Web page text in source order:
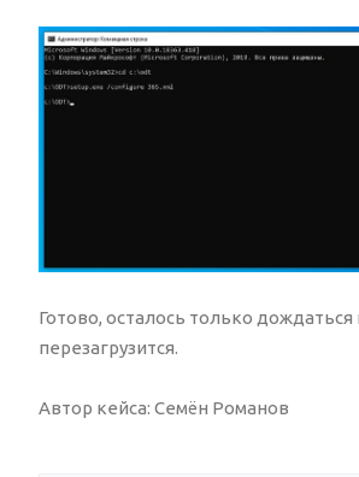
Готово, осталось только
перезагрузится.
Автор кейса: Семён Романов